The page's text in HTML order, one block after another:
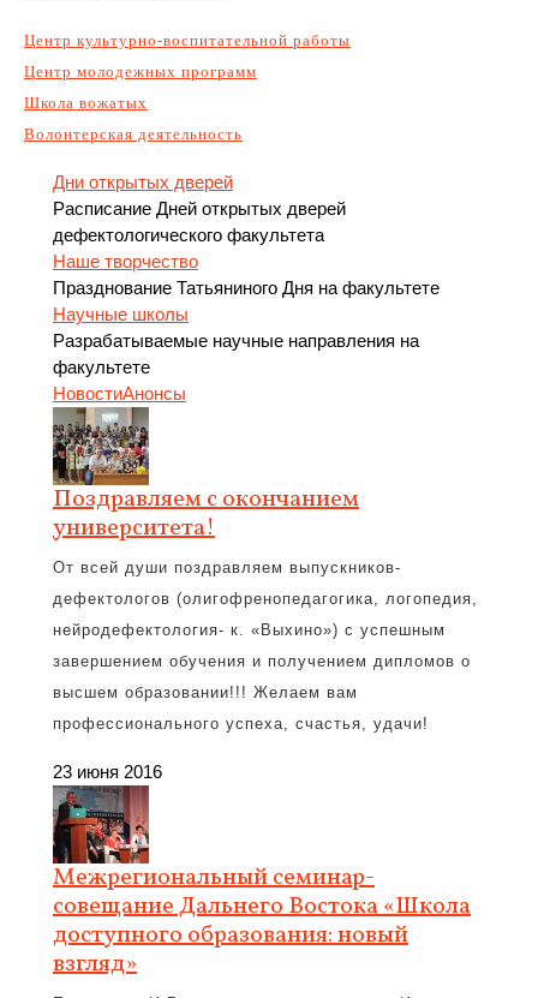
Центр культурно-воспитательной работы
Центр молодежных программ
Школа вожатых
Волонтерская деятельность
Дни открытых дверей
Расписание Дней открытых дверей
дефектологического факультета
Наше творчество
Празднование Татьяниного Дня на факультете
Научные школы
Разрабатываемые научные направления на
факультете
НовостиАнонсы
Поздравляем с окончанием
университета!
От всей души поздравляем выпускников-
дефектологов (олигофренопедагогика, логопедия,
нейродефектология- к. «Выхино») с успешным
завершением обучения и получением дипломов о
высшем образовании!!! Желаем вам
профессионального успеха, счастья, удачи!
23 июня 2016
Межрегиональный семинар-
совещание Дальнего Востока «Школа
доступного образования: новый
взгляд»